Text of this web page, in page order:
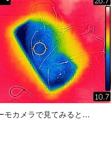
モカメラで見てみると…